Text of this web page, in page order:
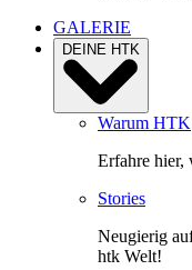
GALERIE
DEINE HTK
Warum HTK
Erfahre hier,
Stories
Neugierig
htk Welt!